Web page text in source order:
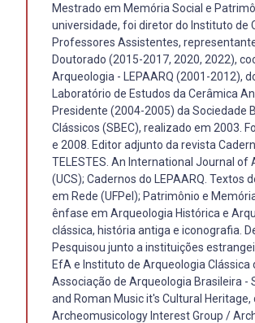
Mestrado em Memória Social e
universidade, foi diretor do Instituto de
Professores Assistentes,
Doutorado (2015-2017, 2020, 2022),
Arqueologia - LEPAARQ (2001-2012),
Laboratório de Estudos da Cerâmica
Presidente (2004-2005) da Sociedade
Clássicos (SBEC), realizado em 2003.
e 2008. Editor adjunto da revista
TELESTES. An International Journal
(UCS); Cadernos do LEPAARQ.
em Rede (UFPel); Patrimônio e
ênfase em Arqueologia Histórica e
clássica, história antiga e iconografia.
Pesquisou junto a instituições
EfA e Instituto de Arqueologia Clássica
Associação de Arqueologia Brasileira -
and Roman Music it's Cultural
Archeomusicology Interest Group /